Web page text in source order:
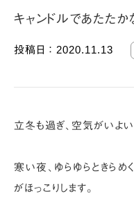
キャンドルであたた
投稿日 ： 2020.11.13
立冬も過ぎ、空気がいよ
寒い夜、ゆらゆらときら
がほっこりします。